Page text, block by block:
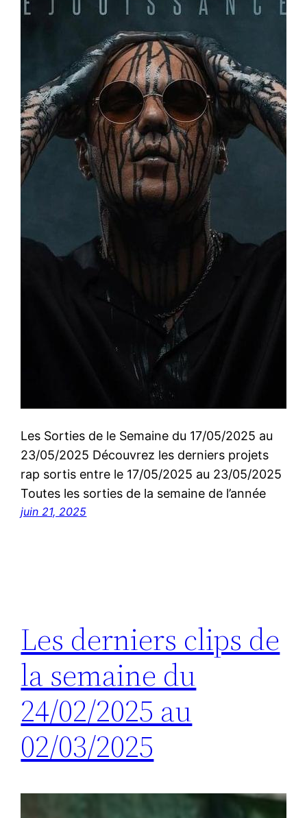
Les Sorties de le Semaine du 17/05/2025 au
23/05/2025 Découvrez les derniers projets
rap sortis entre le 17/05/2025 au 23/05/2025
Toutes les sorties de la semaine de l’année
juin 21, 2025
Les derniers clips de
la semaine du
24/02/2025 au
02/03/2025